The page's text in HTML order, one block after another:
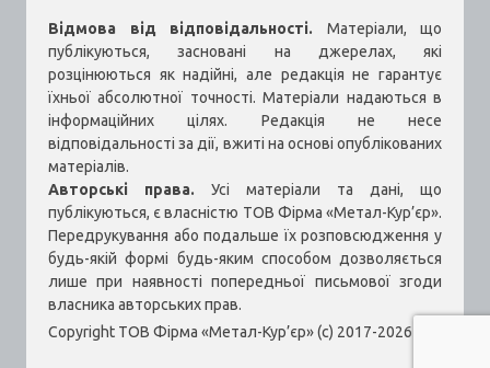
Відмова від відповідальності. Матеріали, що
публікуються, засновані на джерелах, які
розцінюються як надійні, але редакція не гарантує
їхньої абсолютної точності. Матеріали надаються в
інформаційних цілях. Редакція не несе
відповідальності за дії, вжиті на основі опублікованих
матеріалів.
Авторські права. Усі матеріали та дані, що
публікуються, є власністю ТОВ Фірма «Метал-Кур’єр».
Передрукування або подальше їх розповсюдження у
будь-якій формі будь-яким способом дозволяється
лише при наявності попередньої письмової згоди
власника авторських прав.
Copyright ТОВ Фірма «Метал-Кур’єр» (c) 2017-2026